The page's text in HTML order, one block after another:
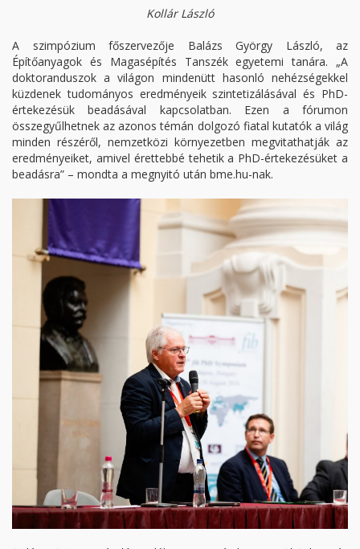
Kollár László
A szimpózium főszervezője Balázs György László, az
Építőanyagok és Magasépítés Tanszék egyetemi tanára. „A
doktoranduszok a világon mindenütt hasonló nehézségekkel
küzdenek tudományos eredményeik szintetizálásával és PhD-
értekezésük beadásával kapcsolatban. Ezen a fórumon
összegyűlhetnek az azonos témán dolgozó fiatal kutatók a világ
minden részéről, nemzetközi környezetben megvitathatják az
eredményeiket, amivel érettebbé tehetik a PhD-értekezésüket a
beadásra” – mondta a megnyitó után bme.hu-nak.